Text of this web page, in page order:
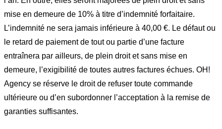
mise en demeure de 10% à titre d’indemnité forfaitaire.
L’indemnité ne sera jamais inférieure à 40,00 €. Le défaut ou
le retard de paiement de tout ou partie d’une facture
entraînera par ailleurs, de plein droit et sans mise en
demeure, l’exigibilité de toutes autres factures échues. OH!
Agency se réserve le droit de refuser toute commande
ultérieure ou d’en subordonner l’acceptation à la remise de
garanties suffisantes.